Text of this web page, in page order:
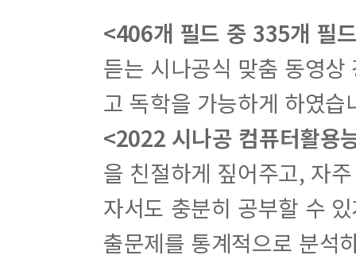
<406개 필드 중 335개 필
듣는 시나공식 맞춤 동영
고 독학을 가능하게 하였습
<2022 시나공 컴퓨터활용
을 친절하게 짚어주고, 자
자서도 충분히 공부할 수
출문제를 통계적으로 분석